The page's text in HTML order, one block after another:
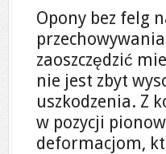
Opony bez felg
zaoszczędzić
nie jest zbyt
uszkodzenia. Z
w pozycji
deformacjom,